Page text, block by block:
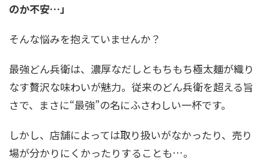
のか不安…」
そんな悩みを抱えていませんか？
最強どん兵衛は、濃厚なだしともちもち極太麺が織り
なす贅沢な味わいが魅力。従来のどん兵衛を超える旨
さで、まさに“最強”の名にふさわしい一杯です。
しかし、店舗によっては取り扱いがなかったり、売り
場が分かりにくかったりすることも…。